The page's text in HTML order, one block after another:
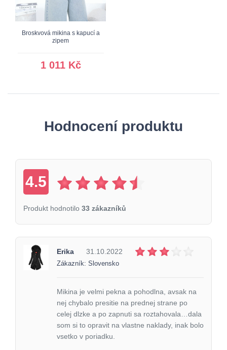
Broskvová mikina s kapucí a
zipem
1 011 Kč
Hodnocení produktu
4.5
Produkt hodnotilo 33 zákazníků
Erika 31.10.2022
Zákazník: Slovensko
Mikina je velmi pekna a pohodlna, avsak na
nej chybalo presitie na prednej strane po
celej dlzke a po zapnuti sa roztahovala…dala
som si to opravit na vlastne naklady, inak bolo
vsetko v poriadku.